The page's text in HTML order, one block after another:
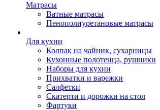
Матрасы
Ватные матрасы
Пенополиуретановые матрасы
Для кухни
Колпак на чайник, сухарницы
Кухонные полотенца, рушники
Наборы для кухни
Прихватки и варежки
Салфетки
Скатерти и дорожки на стол
Фартуки